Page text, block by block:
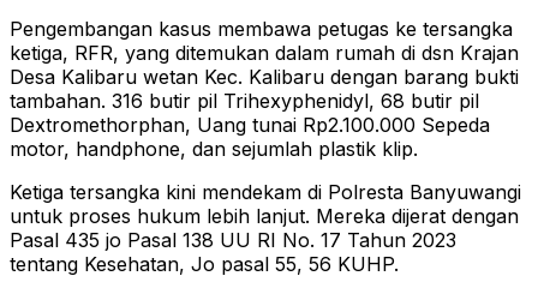
Pengembangan kasus membawa petugas ke tersangka
ketiga, RFR, yang ditemukan dalam rumah di dsn Krajan
Desa Kalibaru wetan Kec. Kalibaru dengan barang bukti
tambahan. 316 butir pil Trihexyphenidyl, 68 butir pil
Dextromethorphan, Uang tunai Rp2.100.000 Sepeda
motor, handphone, dan sejumlah plastik klip.
Ketiga tersangka kini mendekam di Polresta Banyuwangi
untuk proses hukum lebih lanjut. Mereka dijerat dengan
Pasal 435 jo Pasal 138 UU RI No. 17 Tahun 2023
tentang Kesehatan, Jo pasal 55, 56 KUHP.